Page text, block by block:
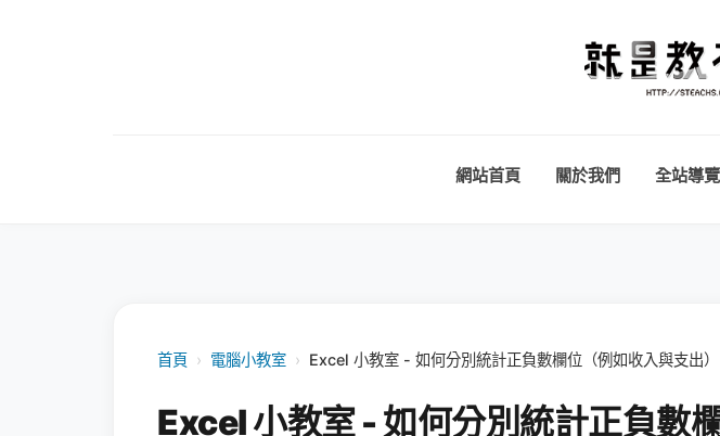
網站首頁 關於我們 全站導覽
首頁 › 電腦小教室 › Excel 小教室 - 如何分別統計正負數欄位（例如收入與支出）
Excel 小教室 - 如何分別統計正負數